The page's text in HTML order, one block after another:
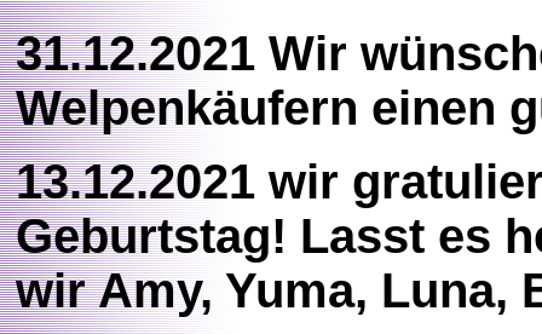
31.12.2021 Wir
Welpenkäufern einen
13.12.2021 wir
Geburtstag! Lasst es
wir Amy, Yuma, Luna,